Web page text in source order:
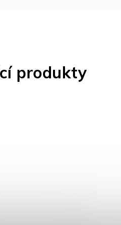
produkty